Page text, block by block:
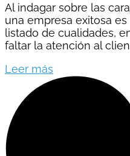
Al indagar sobre las
una empresa exitosa
listado de cualidades,
faltar la atención al
Leer más